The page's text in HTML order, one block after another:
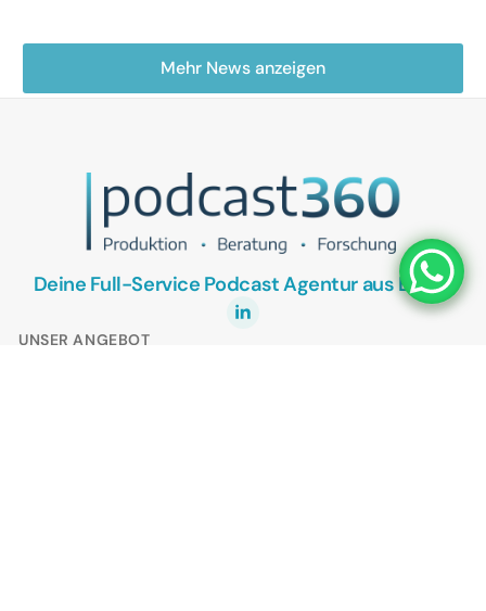
Mehr News anzeigen
Deine Full-Service Podcast Agentur aus Berlin.
UNSER ANGEBOT